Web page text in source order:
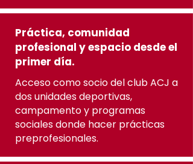
Práctica, comunidad
profesional y espacio desde el
primer día.
Acceso como socio del club ACJ a
dos unidades deportivas,
campamento y programas
sociales donde hacer prácticas
preprofesionales.